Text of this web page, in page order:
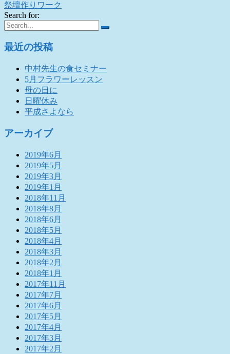
祭壇作りワーク
Search for:
最近の投稿
中村先生の食セミナー
5月フラワーレッスン
母の日に
日曜休み
平成さよなら
アーカイブ
2019年6月
2019年5月
2019年3月
2019年1月
2018年11月
2018年8月
2018年6月
2018年5月
2018年4月
2018年3月
2018年2月
2018年1月
2017年11月
2017年7月
2017年6月
2017年5月
2017年4月
2017年3月
2017年2月